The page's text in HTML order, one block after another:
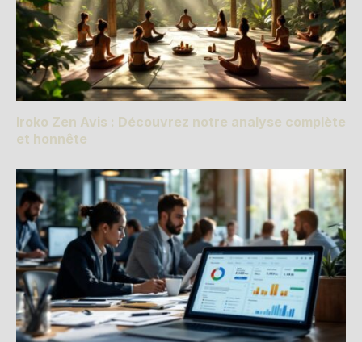
Iroko Zen Avis : Découvrez notre analyse complète
et honnête